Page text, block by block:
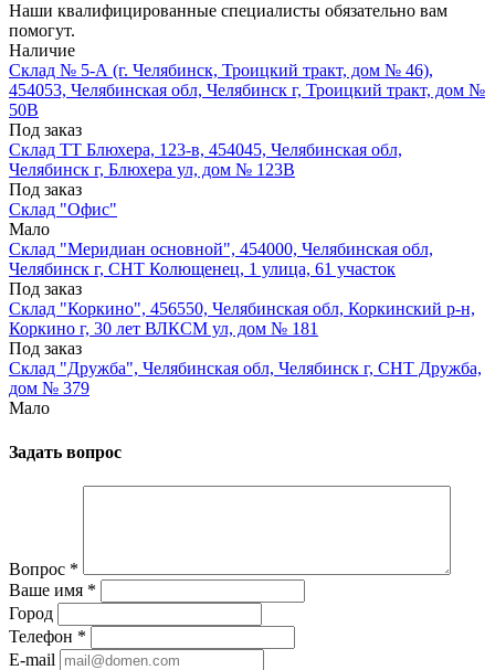
Наши квалифицированные специалисты обязательно вам
помогут.
Наличие
Склад № 5-А (г. Челябинск, Троицкий тракт, дом № 46),
454053, Челябинская обл, Челябинск г, Троицкий тракт, дом №
50В
Под заказ
Склад ТТ Блюхера, 123-в, 454045, Челябинская обл,
Челябинск г, Блюхера ул, дом № 123В
Под заказ
Склад "Офис"
Мало
Склад "Меридиан основной", 454000, Челябинская обл,
Челябинск г, СНТ Колющенец, 1 улица, 61 участок
Под заказ
Склад "Коркино", 456550, Челябинская обл, Коркинский р-н,
Коркино г, 30 лет ВЛКСМ ул, дом № 181
Под заказ
Склад "Дружба", Челябинская обл, Челябинск г, СНТ Дружба,
дом № 379
Мало
Задать вопрос
Вопрос *
Ваше имя *
Город
Телефон *
E-mail